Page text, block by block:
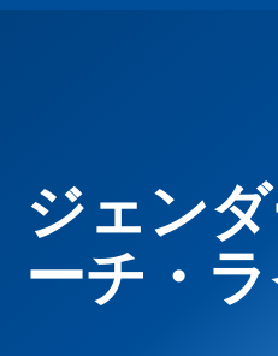
メ
ジェン
ーチ・